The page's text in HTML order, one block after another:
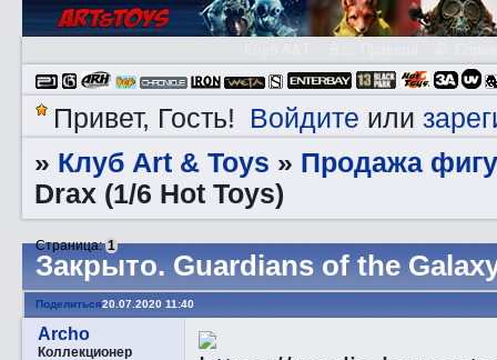
Привет, Гость! Войдите или
» Клуб Art & Toys » Продажа
Drax (1/6 Hot Toys)
Закрытo. Guardians of the
Страница:1
Поделиться20.07.2020 11:40
Archo
Коллекционер